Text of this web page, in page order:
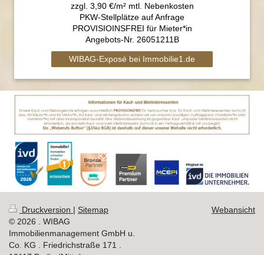
zzgl. 3,90 €/m² mtl. Nebenkosten
PKW-Stellplätze auf Anfrage
PROVISIOINSFREI für Mieter*in
Angebots-Nr. 26051211B
WIBAG-Exposé bei Immobilie1.de
Druckversion | Sitemap
© 2026 . WIBAG
Immobilienmanagement GmbH u.
Co. KG . Friedrichstraße 171 .
Webansicht